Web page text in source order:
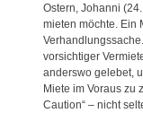
Ostern, Johanni
mieten möchte. Ein
vorsichtiger
anderswo gelebet,
Miete im Voraus zu
Caution“ – nicht